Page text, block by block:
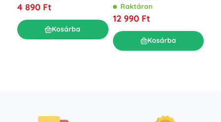
4 890 Ft
Kosárba
Raktáron
12 990 Ft
Kosárba